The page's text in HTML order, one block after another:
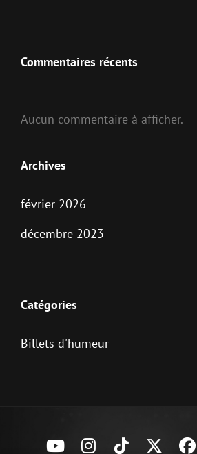
Commentaires récents
Aucun commentaire à afficher.
Archives
février 2026
décembre 2023
Catégories
Billets d'humeur
YouTubeInstagram
TikTok